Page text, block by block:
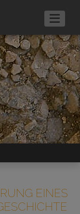
EINES